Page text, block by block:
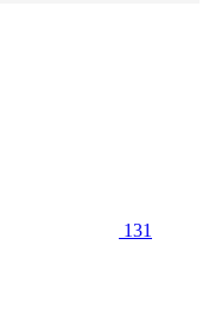
131